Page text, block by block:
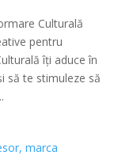
Culturală
pentru
îți aduce în
să te stimuleze să